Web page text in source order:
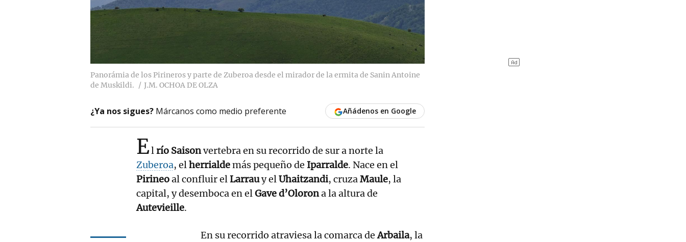
Panorámia de los Pirineros y parte de Zuberoa desde el mirador de la ermita de Sanin Antoine
de Muskildi.
J.M. OCHOA DE OLZA
¿Ya nos sigues? Márcanos como medio preferente Añádenos en Google
Elrío Saisonvertebra en su recorrido de sur a norte la
Zuberoa, elherrialdemás pequeño de Iparralde. Nace en el
Pirineoal confluir elLarrauy elUhaitzandi, cruzaMaule, la
capital, y desemboca en elGave d’Olorona la altura de
Autevieille.
En su recorrido atraviesa la comarca deArbaila, la